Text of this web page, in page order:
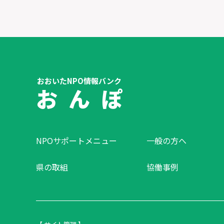
おおいたNPO情報バンク
お ん ぽ
NPOサポートメニュー 一般の方へ
県の取組 協働事例